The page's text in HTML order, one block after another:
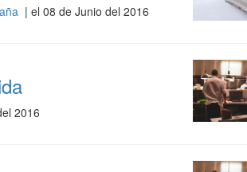
| el 08 de Junio del 2016
2016